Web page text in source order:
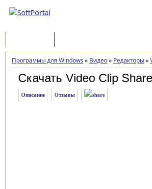
Программы для Windows » Видео» Редакторы»
Скачать Video Clip
Описание Отзывы